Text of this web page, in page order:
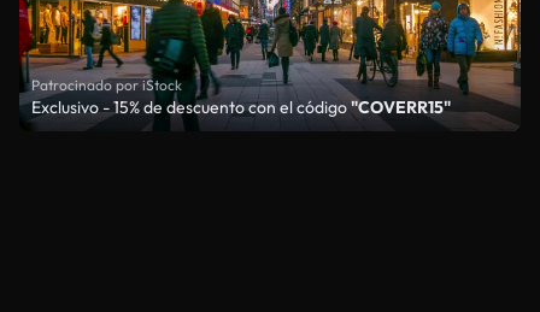
Patrocinado por iStock
Exclusivo - 15% de descuento con el código"COVERR15"